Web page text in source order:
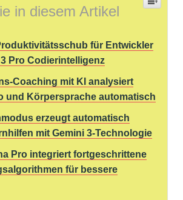
in diesem Artikel
für Entwickler
Pro Codierintelligenz
Coaching mit KI analysiert
und Körpersprache automatisch
erzeugt automatisch
mit Gemini 3-Technologie
Pro integriert fortgeschrittene
für bessere